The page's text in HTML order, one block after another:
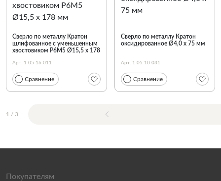
Сверло по металлу Кратон
шлифованное с уменьшенным
хвостовиком Р6М5 Ø15,5 х 178
Арт. 1 05 16 011
Сравнение
Сверло по металлу Кратон
оксидированное Ø4,0 х 75 мм
Арт. 1 05 10 031
Сравнение
1 / 3
Покупателям